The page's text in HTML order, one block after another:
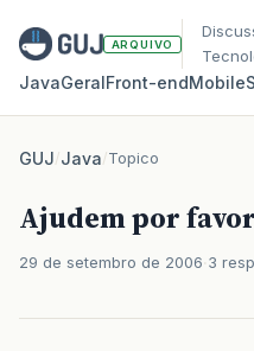
ARQUIVO
JavaGeralFront‑endMobile
GUJ/Java/Topico
Ajudem por favor
29 de setembro de 2006 3